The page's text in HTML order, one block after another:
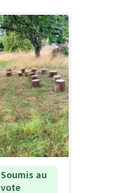
Soumis au
vote